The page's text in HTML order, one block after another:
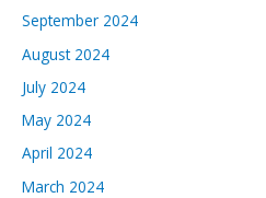
September 2024
August 2024
July 2024
May 2024
April 2024
March 2024